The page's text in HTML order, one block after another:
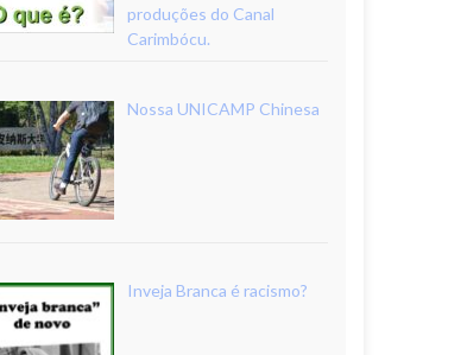
produções do Canal
Carimbócu.
Nossa UNICAMP Chinesa
Inveja Branca é racismo?